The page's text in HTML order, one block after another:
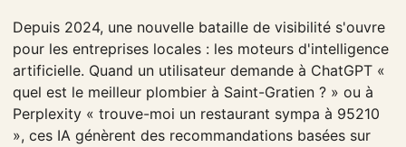
Depuis 2024, une nouvelle bataille de visibilité s'ouvre
pour les entreprises locales : les moteurs d'intelligence
artificielle. Quand un utilisateur demande à ChatGPT «
quel est le meilleur plombier à Saint-Gratien ? » ou à
Perplexity « trouve-moi un restaurant sympa à 95210
», ces IA génèrent des recommandations basées sur